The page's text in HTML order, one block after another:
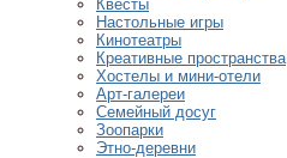
Квесты
Настольные игры
Кинотеатры
Креативные пространства
Хостелы и мини-отели
Арт-галереи
Семейный досуг
Зоопарки
Этно-деревни